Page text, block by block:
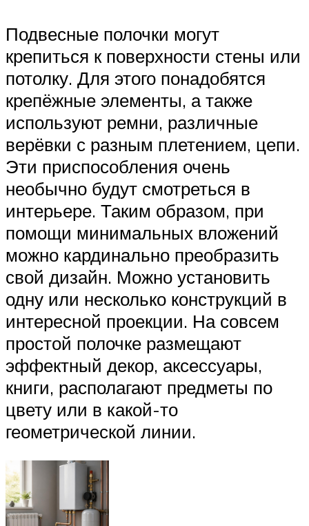
Подвесные полочки могут
крепиться к поверхности стены или
потолку. Для этого понадобятся
крепёжные элементы, а также
используют ремни, различные
верёвки с разным плетением, цепи.
Эти приспособления очень
необычно будут смотреться в
интерьере. Таким образом, при
помощи минимальных вложений
можно кардинально преобразить
свой дизайн. Можно установить
одну или несколько конструкций в
интересной проекции. На совсем
простой полочке размещают
эффектный декор, аксессуары,
книги, располагают предметы по
цвету или в какой-то
геометрической линии.